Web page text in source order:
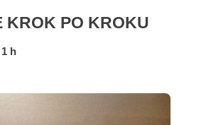
KROK PO KROKU
1 h